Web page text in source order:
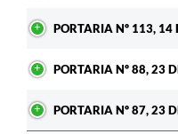
PORTARIA Nº 113, 14
PORTARIA Nº 88, 23
PORTARIA Nº 87, 23